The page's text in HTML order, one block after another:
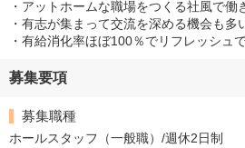
・アットホームな職場をつくる社風で働
・有志が集まって交流を深める機会も多
・有給消化率ほぼ100％でリフレッシュ
募集要項
募集職種
ホールスタッフ（一般職）/週休2日制